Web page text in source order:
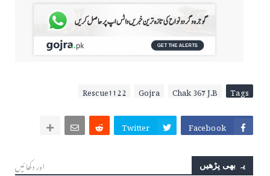
Tags
Chak 367 J.B
Gojra
Rescue1122
Facebook
Twitter
یہ بھی پڑھیں اور دکھائیں